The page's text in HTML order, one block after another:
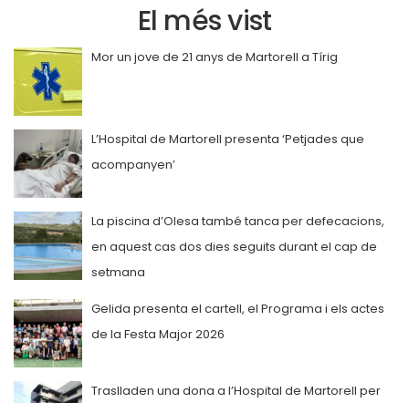
El més vist
Mor un jove de 21 anys de Martorell a Tírig
L’Hospital de Martorell presenta ‘Petjades que
acompanyen’
La piscina d’Olesa també tanca per defecacions,
en aquest cas dos dies seguits durant el cap de
setmana
Gelida presenta el cartell, el Programa i els actes
de la Festa Major 2026
Traslladen una dona a l’Hospital de Martorell per